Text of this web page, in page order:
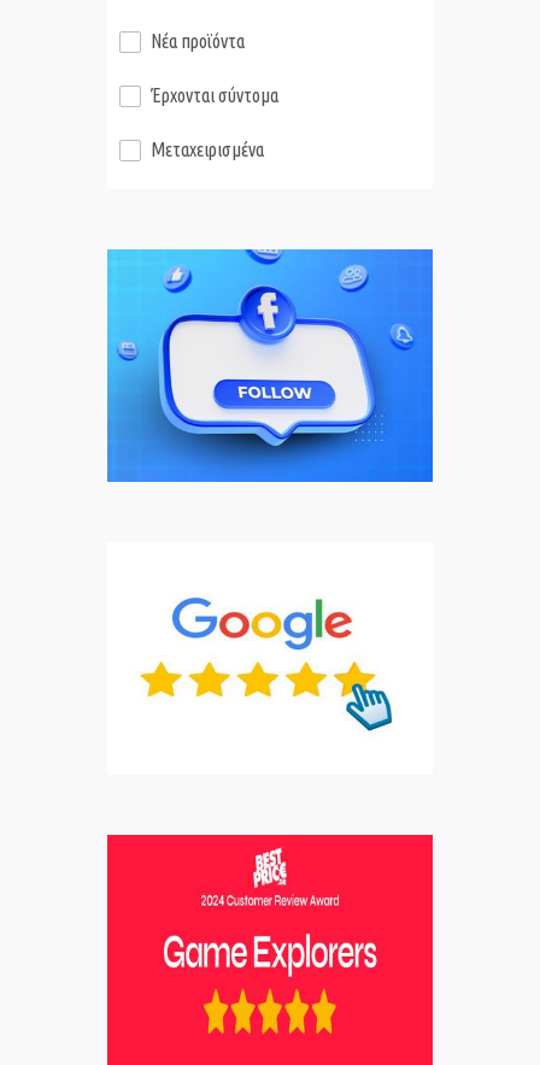
Νέα προϊόντα
Έρχονται σύντομα
Μεταχειρισμένα